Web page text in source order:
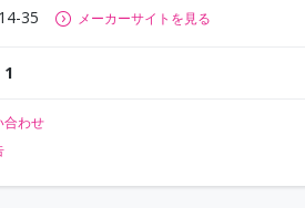
35 メーカーサイトを見る
1
合わせ